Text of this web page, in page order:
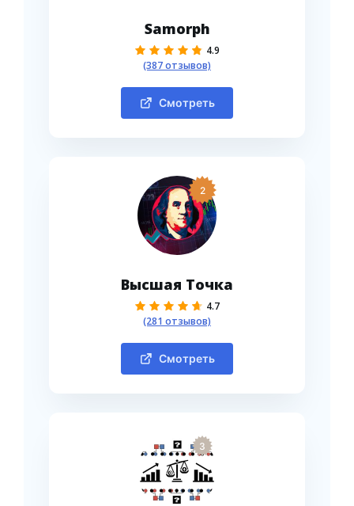
Samorph
4.9
(387 отзывов)
Смотреть
2
Высшая Точка
4.7
(281 отзывов)
Смотреть
3